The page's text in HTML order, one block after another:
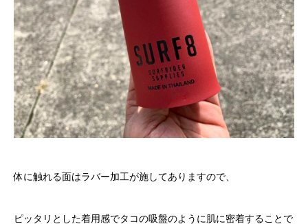
体に触れる面はラバー加工が施してありますので、
ピッタリとした着用感でタコの吸盤のように肌に密着することで